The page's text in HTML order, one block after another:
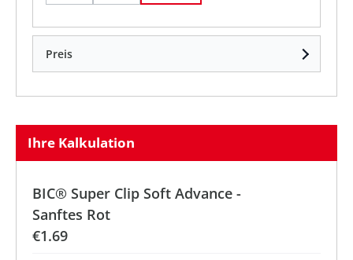
Preis
Ihre Kalkulation
BIC® Super Clip Soft Advance -
Sanftes Rot
€1.69